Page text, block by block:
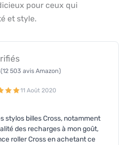
pour ceux qui
et style.
(12 503 avis Amazon)
11 Août 2020
stylos billes Cross, notamment
des recharges à mon goût,
roller Cross en achetant ce